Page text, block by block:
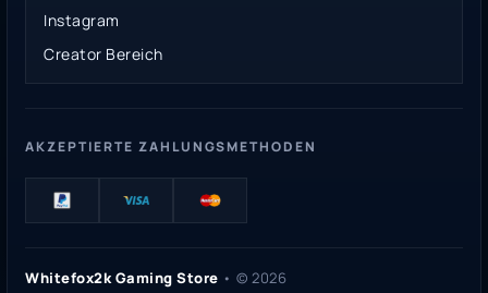
Instagram
Creator Bereich
AKZEPTIERTE ZAHLUNGSMETHODEN
Whitefox2k Gaming Store • © 2026